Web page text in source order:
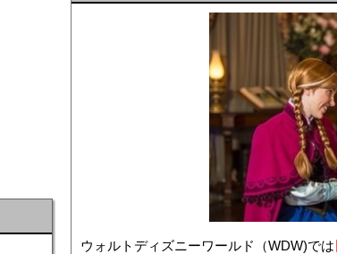
ウォルトディズニーワールド（WDW)では